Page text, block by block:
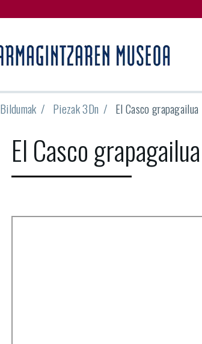
Bildumak Piezak 3Dn El Casco grapagailua
El Casco grapagailua